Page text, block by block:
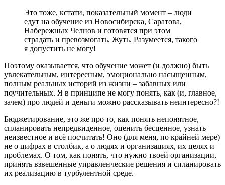
Это тоже, кстати, показательный момент – люди
едут на обучение из Новосибирска, Саратова,
Набережных Челнов и готовятся при этом
страдать и превозмогать. Жуть. Разумеется, такого
я допустить не могу!
Поэтому оказывается, что обучение может (и должно) быть
увлекательным, интересным, эмоционально насыщенным,
полным реальных историй из жизни – забавных или
поучительных. Я в принципе не могу понять, как (и, главное,
зачем) про людей и деньги можно рассказывать неинтересно?!
Бюджетирование, это же про то, как понять непонятное,
спланировать непредвиденное, оценить бесценное, узнать
неизвестное и всё посчитать! Оно (для меня, по крайней мере)
не о цифрах в столбик, а о людях и организациях, их целях и
проблемах. О том, как понять, что нужно твоей организации,
принять взвешенные управленческие решения и спланировать
их реализацию в турбулентной среде.